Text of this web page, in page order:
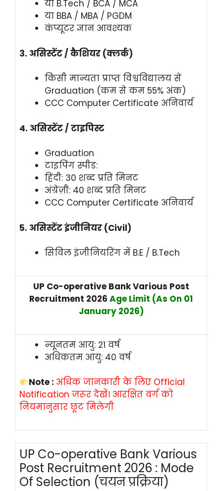
या B.Tech / BCA / MCA
या BBA / MBA / PGDM
कंप्यूटर ज्ञान आवश्यक
3. असिस्टेंट / कैशियर (क्लर्क)
किसी मान्यता प्राप्त विश्वविद्यालय से
Graduation (कम से कम 55% अंक)
CCC Computer Certificate अनिवार्य
4. असिस्टेंट / टाइपिस्ट
Graduation
टाइपिंग स्पीड:
हिंदी: 30 शब्द प्रति मिनट
अंग्रेज़ी: 40 शब्द प्रति मिनट
CCC Computer Certificate अनिवार्य
5. असिस्टेंट इंजीनियर (Civil)
सिविल इंजीनियरिंग में B.E / B.Tech
UP Co-operative Bank Various Post
Recruitment 2026 Age Limit (As On 01
January 2026)
न्यूनतम आयु: 21 वर्ष
अधिकतम आयु: 40 वर्ष
Note : अधिक जानकारी के लिए Official
Notification जरूर देखें। आरक्षित वर्ग को
नियमानुसार छूट मिलेगी
UP Co-operative Bank Various
Post Recruitment 2026 : Mode
Of Selection (चयन प्रक्रिया)